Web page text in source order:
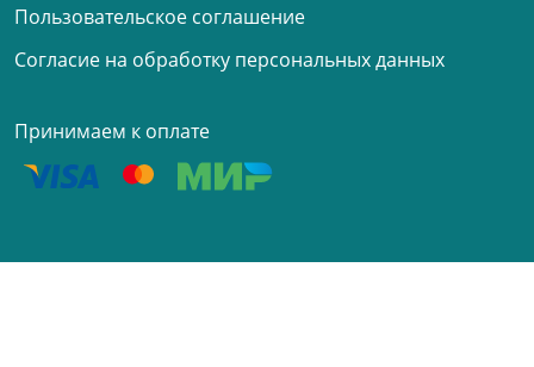
Пользовательское соглашение
Согласие на обработку персональных данных
Принимаем к оплате